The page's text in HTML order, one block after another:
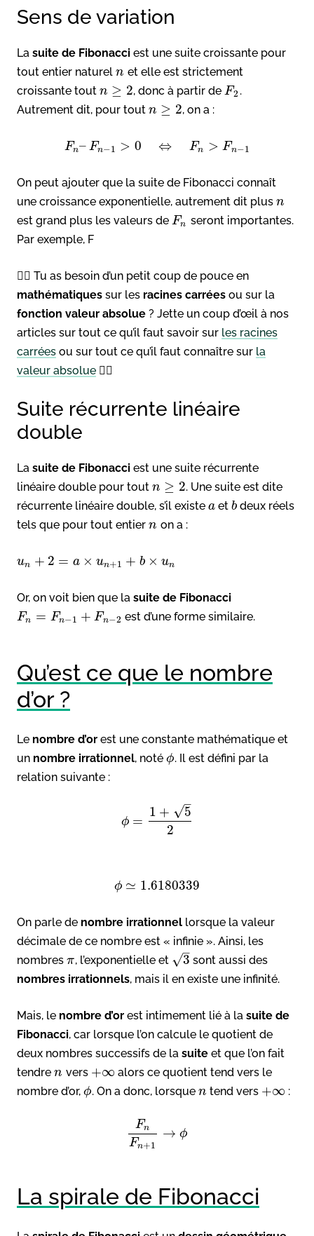
Sens de variation
La suite de Fibonacci est une suite croissante pour
tout entier naturel n et elle est strictement
croissante tout n ≥ 2, donc à partir de F2 .
Autrement dit, pour tout n ≥ 2, on a :
Fn– Fn−1 > 0 ⇔ Fn > Fn−1
On peut ajouter que la suite de Fibonacci connaît
une croissance exponentielle, autrement dit plus n
est grand plus les valeurs de Fn seront importantes.
Par exemple, F
👉🏻 Tu as besoin d’un petit coup de pouce en
mathématiques sur les racines carrées ou sur la
fonction valeur absolue ? Jette un coup d’œil à nos
articles sur tout ce qu’il faut savoir sur les racines
carrées ou sur tout ce qu’il faut connaître sur la
valeur absolue 👈🏻
Suite récurrente linéaire
double
La suite de Fibonacci est une suite récurrente
linéaire double pour tout n ≥ 2. Une suite est dite
récurrente linéaire double, s’il existe a etb deux réels
tels que pour tout entier n on a :
un + 2 = a × un+1 + b × un
Or, on voit bien que la suite de Fibonacci
Fn = Fn−1 + Fn−2 est d’une forme similaire.
Qu’est ce que le nombre
d’or ?
Le nombre d’or est une constante mathématique et
un nombre irrationnel, noté ϕ. Il est défini par la
relation suivante :
ϕ =
1 + 5
–
√
2
ϕ ≃ 1.6180339
On parle de nombre irrationnel lorsque la valeur
décimale de ce nombre est « infinie ». Ainsi, les
nombres π, l’exponentielle et 3
–
√
sont aussi des
nombres irrationnels, mais il en existe une infinité.
Mais, le nombre d’or est intimement lié à la suite de
Fibonacci, car lorsque l’on calcule le quotient de
deux nombres successifs de la suite et que l’on fait
tendre n vers +∞ alors ce quotient tend vers le
nombre d’or, ϕ. On a donc, lorsque n tend vers +∞ :
Fn
Fn+1
→ ϕ
La spirale de Fibonacci